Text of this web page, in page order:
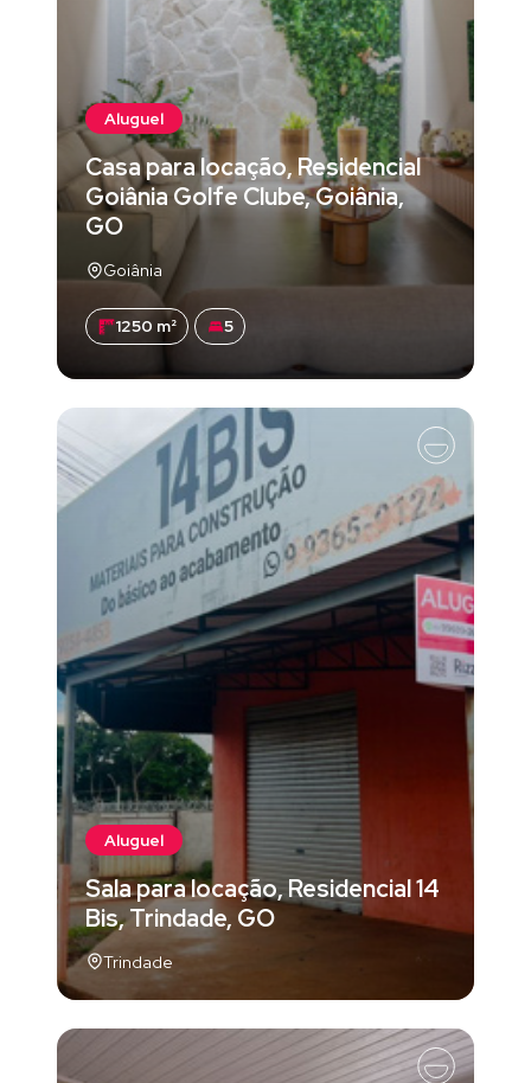
Aluguel
Casa para locação, Residencial
Goiânia Golfe Clube, Goiânia,
GO
Goiânia
1250 m² 5
Aluguel
Sala para locação, Residencial 14
Bis, Trindade, GO
Trindade